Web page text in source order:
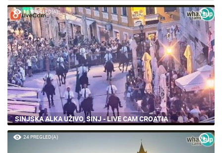
66 PREGLED(A)
SINJSKA ALKA UŽIVO, SINJ - LIVE CAM CROATIA
24 PREGLED(A)